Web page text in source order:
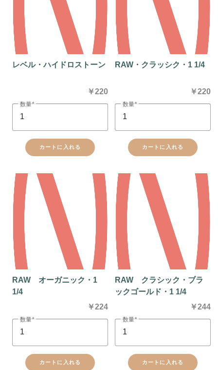
レベル・ハイドロストーン
￥220
数量
カートに入れる
RAW・クラッシク・1 1/4
￥220
数量
カートに入れる
RAW オーガニック・1
1/4
￥224
数量
カートに入れる
RAW クラシック・ブラ
ックゴールド・1 1/4
￥244
数量
カートに入れる